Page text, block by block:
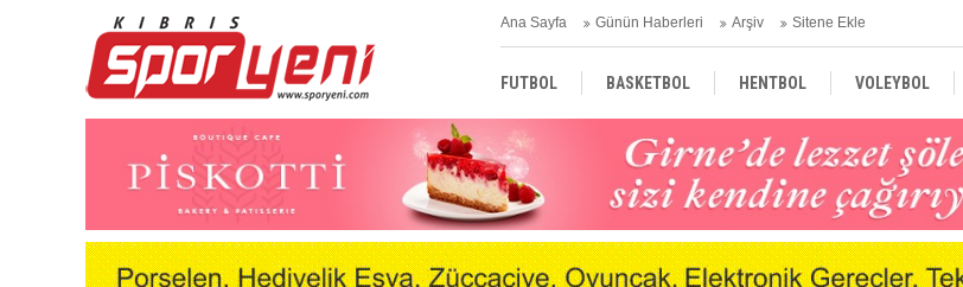
Ana Sayfa Günün Haberleri Arşiv Sitene Ekle
FUTBOL BASKETBOL HENTBOL VOLEYBOL
TÜRKİYE AVRUPA DÜNYA